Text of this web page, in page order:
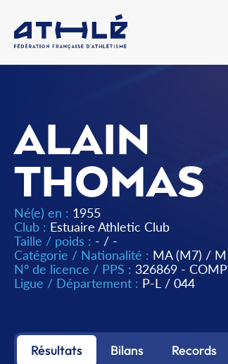
ALAIN
THOMAS
Né(e) en : 1955
Club : Estuaire Athletic Club
Taille / poids : - / -
Catégorie / Nationalité : MA (M7) / M
N° de licence / PPS : 326869 - COMP
Ligue / Département : P-L / 044
Résultats Bilans Records